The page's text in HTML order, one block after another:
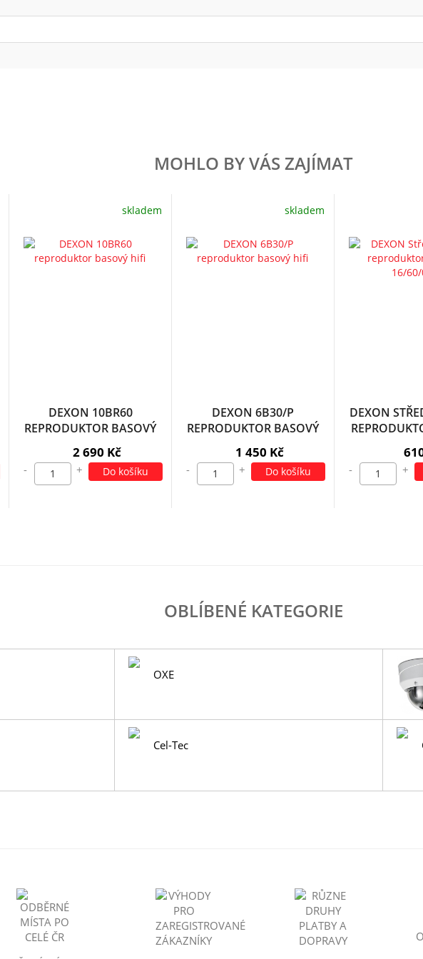
MOHLO BY VÁS ZAJÍMAT
skladem
DEXON 10BR60
REPRODUKTOR BASOVÝ
2 690 Kč
- + Do košíku
skladem
DEXON 6B30/P
REPRODUKTOR BASOVÝ
1 450 Kč
- + Do košíku
DEXON
16/
- +
OBLÍBENÉ KATEGORIE
OXE
Cel-Tec